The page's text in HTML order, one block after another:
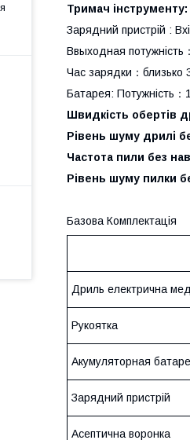
Тримач інструменту:
Зарядний пристрій :
Ввыходная потужність
Час зарядки：близько
Батарея: Потужність：
Швидкість обертів
Рівень шуму дрилі
Частота пили без
Рівень шуму пилки
Базова Комплектація
Дриль електрична
Рукоятка
Акумуляторная
Зарядний пристрій
Асептична воронка